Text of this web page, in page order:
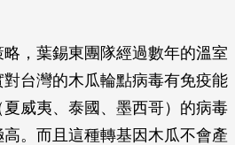
，葉錫東團隊經過數年的溫室
台灣的木瓜輪點病毒有免疫能
威夷、泰國、墨西哥）的病毒
。而且這種轉基因木瓜不會產